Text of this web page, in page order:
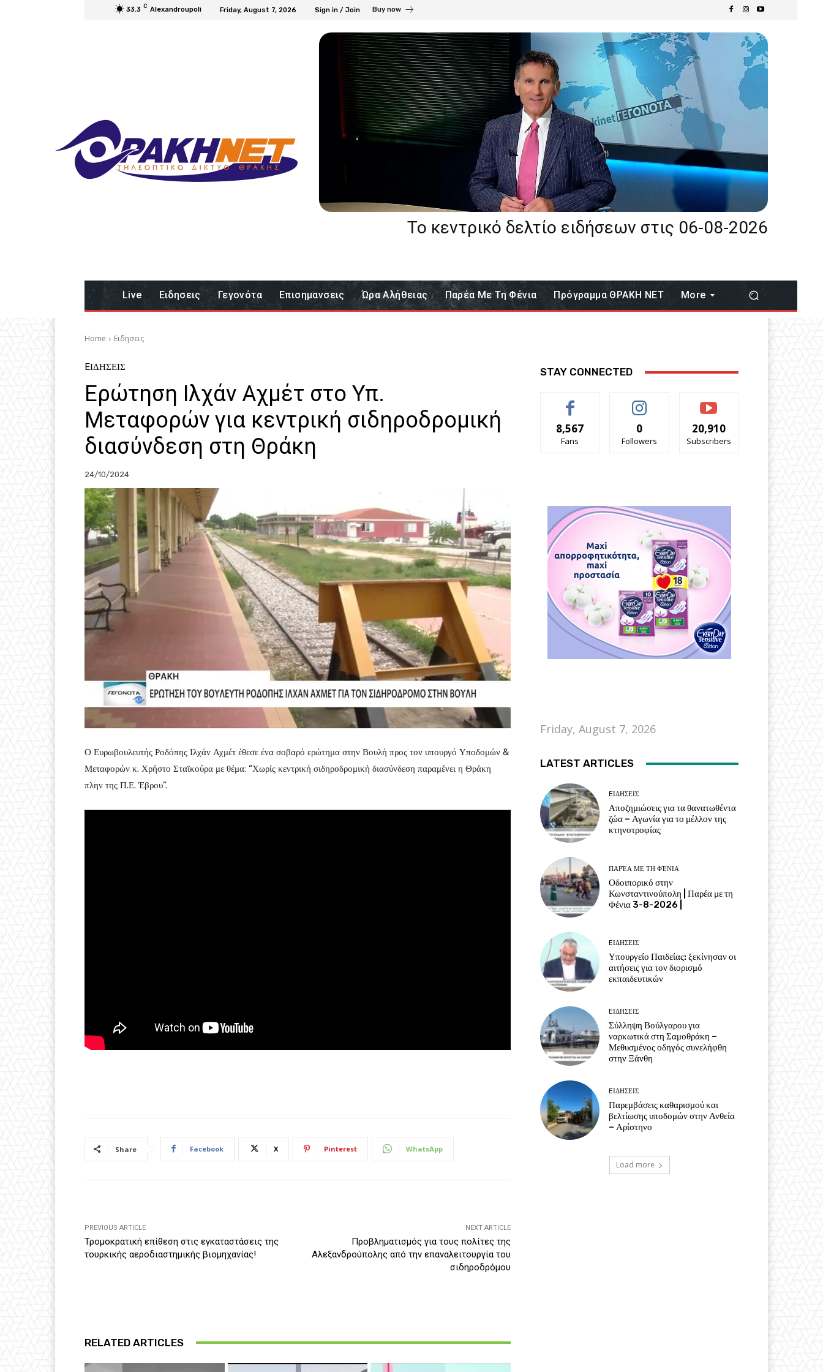
33.3 C Alexandroupoli Friday, August 7, 2026 Sign in / Join Buy now
Το κεντρικό δελτίο ειδήσεων στις 06-08-2026
Live Eιδησεις Γεγονότα Επισημανσεις Ώρα Αλήθειας Παρέα Με Τη Φένια Πρόγραμμα ΘΡΑΚΗ ΝΕΤ More
Home Eιδησεις
EΙΔΗΣΕΙΣ
Ερώτηση Ιλχάν Αχμέτ στο Υπ.
Μεταφορών για κεντρική σιδηροδρομική
διασύνδεση στη Θράκη
24/10/2024
Ο Ευρωβουλευτής Ροδόπης Ιλχάν Αχμέτ έθεσε ένα σοβαρό ερώτημα στην Βουλή προς τον υπουργό Υποδομών &
Μεταφορών κ. Χρήστο Σταϊκούρα με θέμα: “Χωρίς κεντρική σιδηροδρομική διασύνδεση παραμένει η Θράκη
πλην της Π.Ε. Έβρου”.
Share Facebook X Pinterest WhatsApp
PREVIOUS ARTICLE
Τρομοκρατική επίθεση στις εγκαταστάσεις της
τουρκικής αεροδιαστημικής βιομηχανίας!
NEXT ARTICLE
Προβληματισμός για τους πολίτες της
Αλεξανδρούπολης από την επαναλειτουργία του
σιδηροδρόμου
RELATED ARTICLES
STAY CONNECTED
8,567
Fans
0
Followers
20,910
Subscribers
Friday, August 7, 2026
LATEST ARTICLES
EΙΔΗΣΕΙΣ
Αποζημιώσεις για τα θανατωθέντα
ζώα – Αγωνία για το μέλλον της
κτηνοτροφίας
ΠΑΡΈΑ ΜΕ ΤΗ ΦΈΝΙΑ
Οδοιπορικό στην
Κωνσταντινούπολη | Παρέα με τη
Φένια 3-8-2026 |
EΙΔΗΣΕΙΣ
Υπουργείο Παιδείας: ξεκίνησαν οι
αιτήσεις για τον διορισμό
εκπαιδευτικών
EΙΔΗΣΕΙΣ
Σύλληψη Βούλγαρου για
ναρκωτικά στη Σαμοθράκη –
Μεθυσμένος οδηγός συνελήφθη
στην Ξάνθη
EΙΔΗΣΕΙΣ
Παρεμβάσεις καθαρισμού και
βελτίωσης υποδομών στην Ανθεία
– Αρίστηνο
Load more